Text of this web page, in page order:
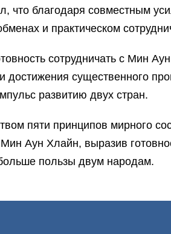
что благодаря совместным
и практическом
сотрудничать с Мин
достижения существенного
развитию двух стран.
пяти принципов мирного
Аун Хлайн, выразив
пользы двум народам.